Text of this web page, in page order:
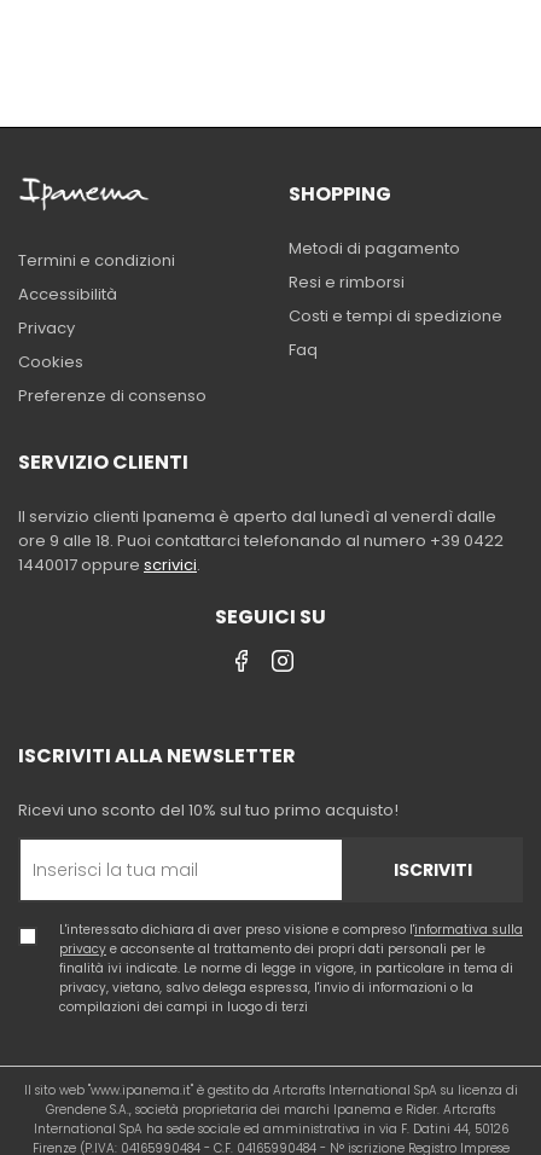
Termini e condizioni
Accessibilità
Privacy
Cookies
Preferenze di consenso
SHOPPING
Metodi di pagamento
Resi e rimborsi
Costi e tempi di spedizione
Faq
SERVIZIO CLIENTI
Il servizio clienti Ipanema è aperto dal lunedì al venerdì dalle
ore 9 alle 18. Puoi contattarci telefonando al numero +39 0422
1440017 oppure scrivici.
SEGUICI SU
ISCRIVITI ALLA NEWSLETTER
Ricevi uno sconto del 10% sul tuo primo acquisto!
ISCRIVITI
L'interessato dichiara di aver preso visione e compreso l'informativa sulla
privacy e acconsente al trattamento dei propri dati personali per le
finalità ivi indicate. Le norme di legge in vigore, in particolare in tema di
privacy, vietano, salvo delega espressa, l'invio di informazioni o la
compilazioni dei campi in luogo di terzi
Il sito web "www.ipanema.it" è gestito da Artcrafts International SpA su licenza di
Grendene S.A., società proprietaria dei marchi Ipanema e Rider. Artcrafts
International SpA ha sede sociale ed amministrativa in via F. Datini 44, 50126
Firenze (P.IVA: 04165990484 - C.F. 04165990484 - N° iscrizione Registro Imprese